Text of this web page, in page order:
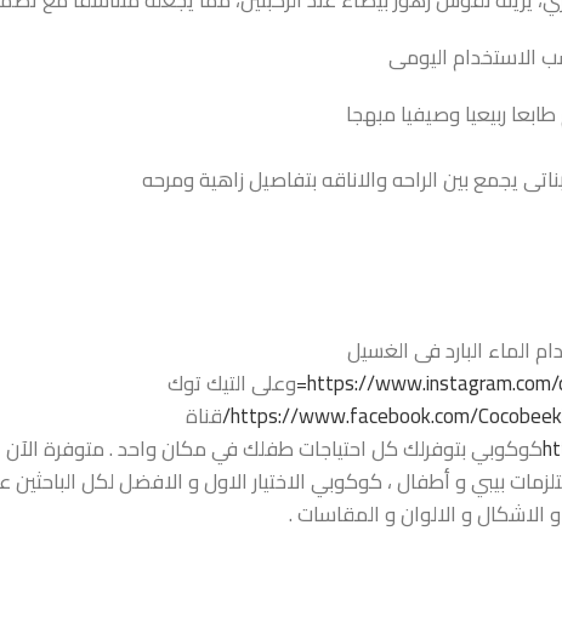
الاستخدام اليومى
ربيعيا وصيفيا مبهجا
يجمع بين الراحه والاناقه بتفاصيل زاهية ومرحه
الماء البارد فى الغسيل
https://www.instagram.com/ وعلى التيك توك
https://www.facebook.com/ قناة
كوكوبي بتوفرلك كل احتياجات طفلك في مكان واحد . متوفرة الآن
بيبي و أطفال ، كوكوبي الاختيار الاول و الافضل لكل الباحثين
و الالوان و المقاسات .